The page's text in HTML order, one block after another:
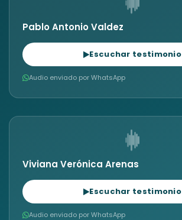
Pablo Antonio Valdez
Escuchar testimonio
Audio enviado por WhatsApp
Viviana Verónica Arenas
Escuchar testimonio
Audio enviado por WhatsApp